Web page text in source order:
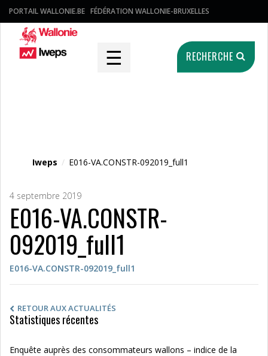
PORTAIL WALLONIE.BE FÉDÉRATION WALLONIE-BRUXELLES
☰ RECHERCHE
Iweps / E016-VA.CONSTR-092019_full1
4 septembre 2019
E016-VA.CONSTR-
092019_full1
E016-VA.CONSTR-092019_full1
RETOUR AUX ACTUALITÉS
Statistiques récentes
Enquête auprès des consommateurs wallons – indice de la